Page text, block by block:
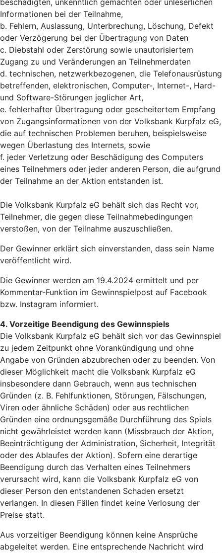
beschädigten, unkenntlich gemachten oder unleserlichen
Informationen bei der Teilnahme,
b. Fehlern, Auslassung, Unterbrechung, Löschung, Defekt
oder Verzögerung bei der Übertragung von Daten
c. Diebstahl oder Zerstörung sowie unautorisiertem
Zugang zu und Veränderungen an Teilnehmerdaten
d. technischen, netzwerkbezogenen, die Telefonausrüstung
betreffenden, elektronischen, Computer-, Internet-, Hard-
und Software-Störungen jeglicher Art,
e. fehlerhafter Übertragung oder gescheitertem Empfang
von Zugangsinformationen von der Volksbank Kurpfalz eG,
die auf technischen Problemen beruhen, beispielsweise
wegen Überlastung des Internets, sowie
f. jeder Verletzung oder Beschädigung des Computers
eines Teilnehmers oder jeder anderen Person, die aufgrund
der Teilnahme an der Aktion entstanden ist.
Die Volksbank Kurpfalz eG behält sich das Recht vor,
Teilnehmer, die gegen diese Teilnahmebedingungen
verstoßen, von der Teilnahme auszuschließen.
Der Gewinner erklärt sich einverstanden, dass sein Name
veröffentlicht wird.
Die Gewinner werden am 19.4.2024 ermittelt und per
Kommentar-Funktion im Gewinnspielpost auf Facebook
bzw. Instagram informiert.
4. Vorzeitige Beendigung des Gewinnspiels
Die Volksbank Kurpfalz eG behält sich vor das Gewinnspiel
zu jedem Zeitpunkt ohne Vorankündigung und ohne
Angabe von Gründen abzubrechen oder zu beenden. Von
dieser Möglichkeit macht die Volksbank Kurpfalz eG
insbesondere dann Gebrauch, wenn aus technischen
Gründen (z. B. Fehlfunktionen, Störungen, Fälschungen,
Viren oder ähnliche Schäden) oder aus rechtlichen
Gründen eine ordnungsgemäße Durchführung des Spiels
nicht gewährleistet werden kann (Missbrauch der Aktion,
Beeinträchtigung der Administration, Sicherheit, Integrität
oder des Ablaufes der Aktion). Sofern eine derartige
Beendigung durch das Verhalten eines Teilnehmers
verursacht wird, kann die Volksbank Kurpfalz eG von
dieser Person den entstandenen Schaden ersetzt
verlangen. In diesen Fällen findet keine Verlosung der
Preise statt.
Aus vorzeitiger Beendigung können keine Ansprüche
abgeleitet werden. Eine entsprechende Nachricht wird